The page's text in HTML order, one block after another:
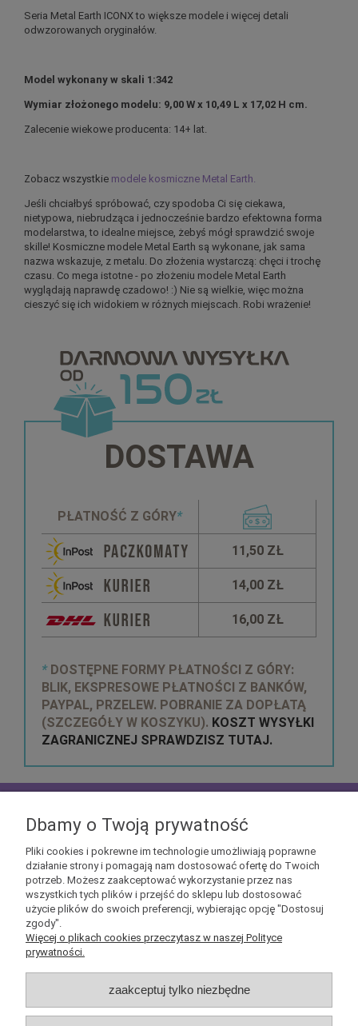
Seria Metal Earth ICONX to większe modele i więcej detali
odwzorowanych oryginałów.
Model wykonany w skali 1:342
Wymiar złożonego modelu: 9,00 W x 10,49 L x 17,02 H cm.
Zalecenie wiekowe producenta: 14+ lat.
Zobacz wszystkie modele kosmiczne Metal Earth.
Jeśli chciałbyś spróbować, czy spodoba Ci się ciekawa,
nietypowa, niebrudząca i jednocześnie bardzo efektowna forma
modelarstwa, to idealne miejsce, żebyś mógł sprawdzić swoje
skille! Kosmiczne modele Metal Earth są wykonane, jak sama
nazwa wskazuje, z metalu. Do złożenia wystarczą: chęci i trochę
czasu. Co mega istotne - po złożeniu modele Metal Earth
wyglądają naprawdę czadowo! :) Nie są wielkie, więc można
cieszyć się ich widokiem w różnych miejscach. Robi wrażenie!
DOSTAWA
PŁATNOŚĆ Z GÓRY*
11,50 ZŁ
14,00 ZŁ
16,00 ZŁ
* DOSTĘPNE FORMY PŁATNOŚCI Z GÓRY:
BLIK, EKSPRESOWE PŁATNOŚCI Z BANKÓW,
PAYPAL, PRZELEW. POBRANIE ZA DOPŁATĄ
(SZCZEGÓŁY W KOSZYKU). KOSZT WYSYŁKI
ZAGRANICZNEJ SPRAWDZISZ TUTAJ.
otrzymać kupony rabatowe na geekowe itemy
Dbamy o Twoją prywatność
Pliki cookies i pokrewne im technologie umożliwiają poprawne
działanie strony i pomagają nam dostosować ofertę do Twoich
potrzeb. Możesz zaakceptować wykorzystanie przez nas
wszystkich tych plików i przejść do sklepu lub dostosować
użycie plików do swoich preferencji, wybierając opcję "Dostosuj
zgody".
Więcej o plikach cookies przeczytasz w naszej Polityce
prywatności.
zaakceptuj tylko niezbędne